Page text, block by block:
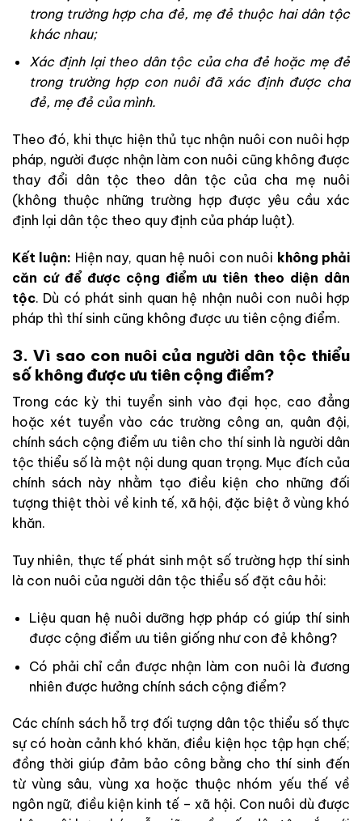
trong trường hợp cha đẻ, mẹ đẻ thuộc hai dân tộc
khác nhau;
Xác định lại theo dân tộc của cha đẻ hoặc mẹ đẻ
trong trường hợp con nuôi đã xác định được cha
đẻ, mẹ đẻ của mình.
Theo đó, khi thực hiện thủ tục nhận nuôi con nuôi hợp
pháp, người được nhận làm con nuôi cũng không được
thay đổi dân tộc theo dân tộc của cha mẹ nuôi
(không thuộc những trường hợp được yêu cầu xác
định lại dân tộc theo quy định của pháp luật).
Kết luận: Hiện nay, quan hệ nuôi con nuôi không phải
căn cứ để được cộng điểm ưu tiên theo diện dân
tộc. Dù có phát sinh quan hệ nhận nuôi con nuôi hợp
pháp thì thí sinh cũng không được ưu tiên cộng điểm.
3. Vì sao con nuôi của người dân tộc thiểu
số không được ưu tiên cộng điểm?
Trong các kỳ thi tuyển sinh vào đại học, cao đẳng
hoặc xét tuyển vào các trường công an, quân đội,
chính sách cộng điểm ưu tiên cho thí sinh là người dân
tộc thiểu số là một nội dung quan trọng. Mục đích của
chính sách này nhằm tạo điều kiện cho những đối
tượng thiệt thòi về kinh tế, xã hội, đặc biệt ở vùng khó
khăn.
Tuy nhiên, thực tế phát sinh một số trường hợp thí sinh
là con nuôi của người dân tộc thiểu số đặt câu hỏi:
Liệu quan hệ nuôi dưỡng hợp pháp có giúp thí sinh
được cộng điểm ưu tiên giống như con đẻ không?
Có phải chỉ cần được nhận làm con nuôi là đương
nhiên được hưởng chính sách cộng điểm?
Các chính sách hỗ trợ đối tượng dân tộc thiểu số thực
sự có hoàn cảnh khó khăn, điều kiện học tập hạn chế;
đồng thời giúp đảm bảo công bằng cho thí sinh đến
từ vùng sâu, vùng xa hoặc thuộc nhóm yếu thế về
ngôn ngữ, điều kiện kinh tế – xã hội. Con nuôi dù được